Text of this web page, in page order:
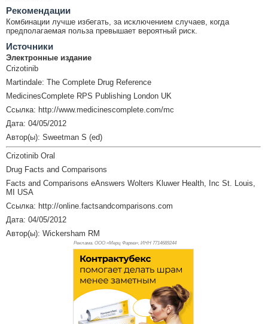
Рекомендации
Комбинации лучше избегать, за исключением случаев, когда
предполагаемая польза превышает вероятный риск.
Источники
Электронные издание
Crizotinib
Martindale: The Complete Drug Reference
MedicinesComplete RPS Publishing London UK
Ссылка: http://www.medicinescomplete.com/mc
Дата: 04/05/2012
Автор(ы): Sweetman S (ed)
Crizotinib Oral
Drug Facts and Comparisons
Facts and Comparisons eAnswers Wolters Kluwer Health, Inc St. Louis,
MI USA
Ссылка: http://online.factsandcomparisons.com
Дата: 04/05/2012
Автор(ы): Wickersham RM
Реклама. ООО «Мерц Фарма», ИНН 7714689244